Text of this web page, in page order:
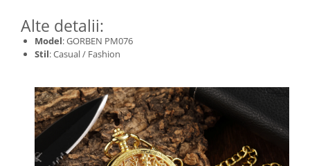
Alte detalii:
Model: GORBEN PM076
Stil: Casual / Fashion